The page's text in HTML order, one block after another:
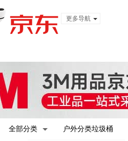
更多导航
全部分类 户外分类垃圾桶